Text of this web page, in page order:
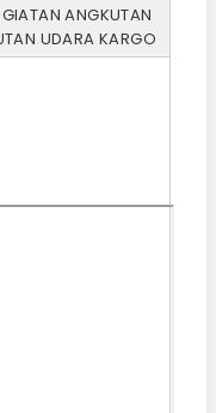
ANGKUTAN
UDARA KARGO